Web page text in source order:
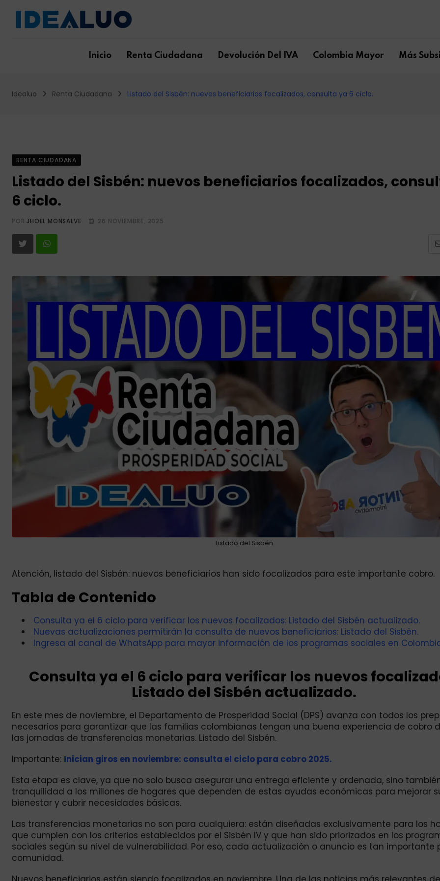
content
Inicio Renta Ciudadana Devolución Del IVA Colombia Mayor Más
Idealuo Renta Ciudadana Listado del Sisbén: nuevos beneficiarios focalizados, consulta ya 6 ciclo.
RENTA CIUDADANA
Listado del Sisbén: nuevos beneficiarios focalizados,
6 ciclo.
PORJHOEL MONSALVE 26 NOVIEMBRE, 2025
Listado del Sisbén
Atención, listado del Sisbén: nuevos beneficiarios han sido focalizados para este importante cobro.
Tabla de Contenido
Consulta ya el 6 ciclo para verificar los nuevos focalizados: Listado del Sisbén actualizado.
Nuevas actualizaciones permitirán la consulta de nuevos beneficiarios: Listado del Sisbén.
Ingresa al canal de WhatsApp para mayor información de los programas sociales en
Consulta ya el 6 ciclo para verificar los nuevos
Listado del Sisbén actualizado.
En este mes de noviembre, el Departamento de Prosperidad Social (DPS) avanza con todos los
necesarios para garantizar que las familias colombianas tengan una buena experiencia de cobro
las jornadas de transferencias monetarias. Listado del Sisbén.
Importante: Inician giros en noviembre: consulta el ciclo para cobro 2025.
Esta etapa es clave, ya que no solo busca asegurar una entrega eficiente y ordenada, sino
tranquilidad a los millones de hogares que dependen de estas ayudas económicas para mejorar
bienestar y cubrir necesidades básicas.
Las transferencias monetarias no son para cualquiera: están diseñadas exclusivamente para los
que cumplen con los criterios establecidos por el Sisbén IV y que han sido priorizados en los
sociales según su nivel de vulnerabilidad. Por eso, cada actualización o anuncio es tan importante
comunidad.